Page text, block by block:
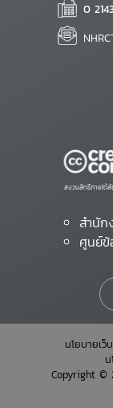
0
สงวนสิทธิ์ภายใต้
สำนัก
ศูนย์ข้
นโยบายเว็
Copyright ©